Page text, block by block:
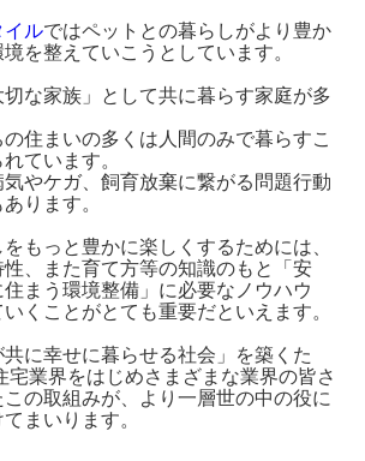
イルではペットとの暮らしがより豊か
を整えていこうとしています。
な家族」として共に暮らす家庭が多
住まいの多くは人間のみで暮らすこ
ています。
やケガ、飼育放棄に繋がる問題行動
ります。
もっと豊かに楽しくするためには、
、また育て方等の知識のもと「安
まう環境整備」に必要なノウハウ
くことがとても重要だといえます。
共に幸せに暮らせる社会」を築くた
宅業界をはじめさまざまな業界の皆さ
の取組みが、より一層世の中の役に
まいります。